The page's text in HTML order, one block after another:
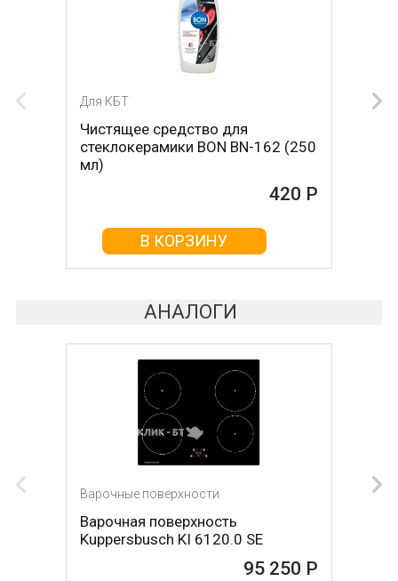
Для КБТ
Чистящее средство для
стеклокерамики BON BN-162 (250
мл)
420 Р
В КОРЗИНУ
Для КБТ
Скребок для ухода за
стеклокерамикой BON BN-603
В КОРЗИНУ
АНАЛОГИ
Варочные поверхности
Варочная поверхность
Kuppersbusch KI 6120.0 SE
95 250 Р
Варочные поверхности
Варочная поверхность DE
DIETRICH DPI7884W
95 420 Р